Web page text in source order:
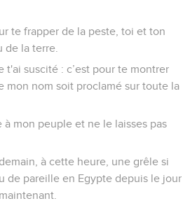
te frapper de la peste, toi et ton
de la terre.
t'ai suscité : c’est pour te montrer
mon nom soit proclamé sur toute la
à mon peuple et ne le laisses pas
à cette heure, une grêle si
de pareille en Egypte depuis le jour